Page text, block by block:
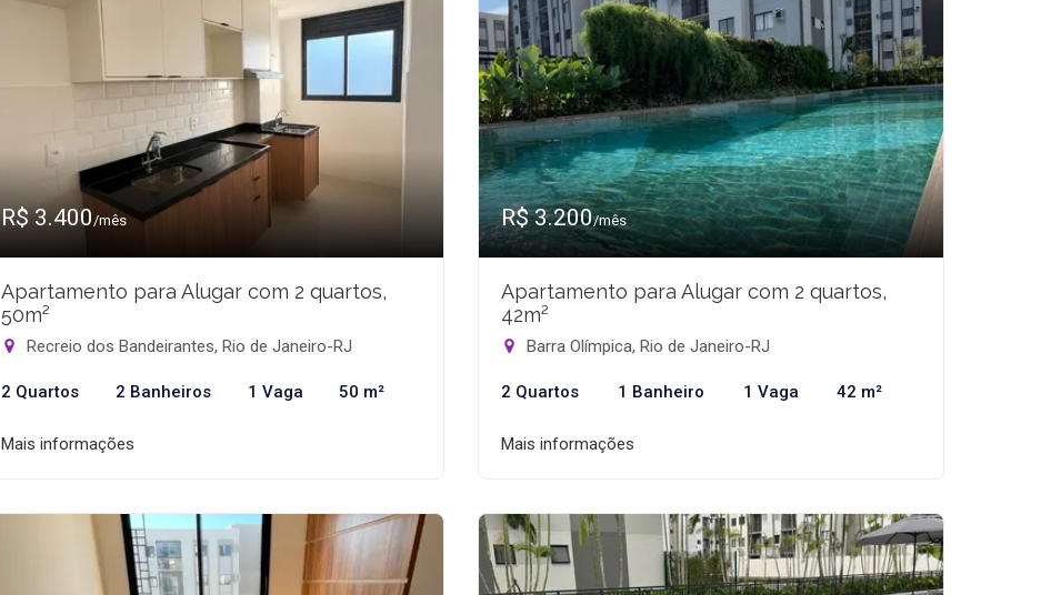
R$ 3.400/mês
Apartamento para Alugar com 2 quartos,
50m²
Recreio dos Bandeirantes, Rio de Janeiro-RJ
2 Quartos 2 Banheiros 1 Vaga 50 m²
Mais informações
R$ 3.200/mês
Apartamento para Alugar com 2 quartos,
42m²
Barra Olímpica, Rio de Janeiro-RJ
2 Quartos 1 Banheiro 1 Vaga 42 m²
Mais informações